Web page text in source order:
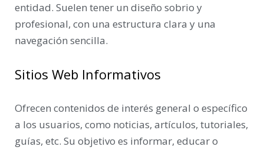
entidad. Suelen tener un diseño sobrio y
profesional, con una estructura clara y una
navegación sencilla.
Sitios Web Informativos
Ofrecen contenidos de interés general o específico
a los usuarios, como noticias, artículos, tutoriales,
guías, etc. Su objetivo es informar, educar o